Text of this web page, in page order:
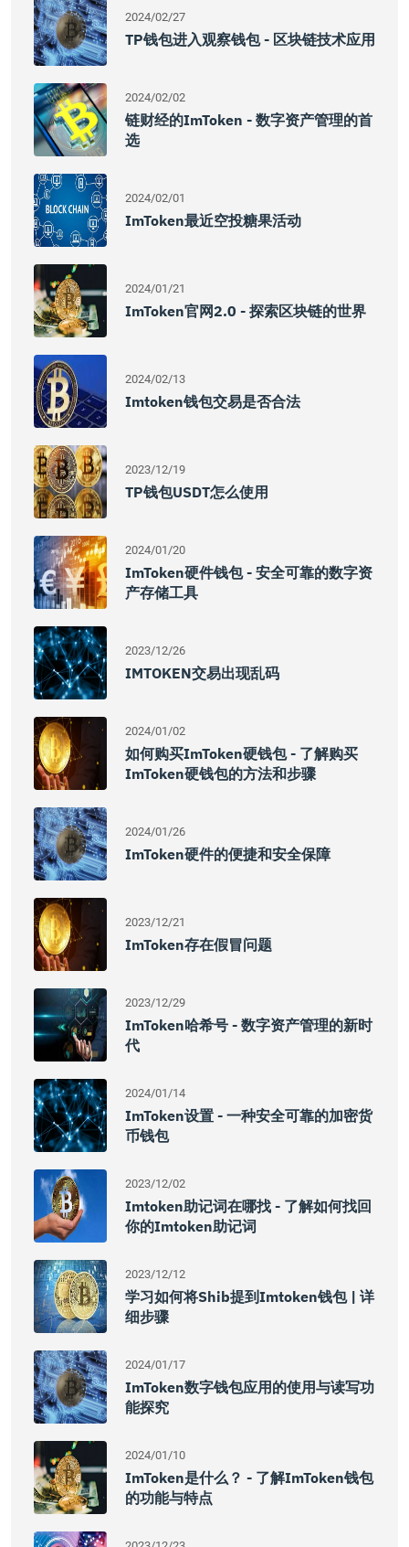
2024/02/27
TP钱包进入观察钱包 - 区块链技术应用
2024/02/02
链财经的imToken - 数字资产管理的首
选
2024/02/01
ImToken最近空投糖果活动
2024/01/21
ImToken官网2.0 - 探索区块链的世界
2024/02/13
Imtoken钱包交易是否合法
2023/12/19
TP钱包USDT怎么使用
2024/01/20
ImToken硬件钱包 - 安全可靠的数字资
产存储工具
2023/12/26
IMTOKEN交易出现乱码
2024/01/02
如何购买imToken硬钱包 - 了解购买
ImToken硬钱包的方法和步骤
2024/01/26
ImToken硬件的便捷和安全保障
2023/12/21
ImToken存在假冒问题
2023/12/29
ImToken哈希号 - 数字资产管理的新时
代
2024/01/14
ImToken设置 - 一种安全可靠的加密货
币钱包
2023/12/02
Imtoken助记词在哪找 - 了解如何找回
你的imtoken助记词
2023/12/12
学习如何将shib提到imtoken钱包 | 详
细步骤
2024/01/17
ImToken数字钱包应用的使用与读写功
能探究
2024/01/10
ImToken是什么？ - 了解imToken钱包
的功能与特点